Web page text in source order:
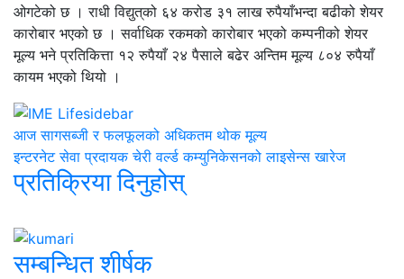
ओगटेको छ । राधी विद्युत्‌को ६४ करोड ३१ लाख रुपैयाँभन्दा बढीको शेयर
कारोबार भएको छ । सर्वाधिक रकमको कारोबार भएको कम्पनीको शेयर
मूल्य भने प्रतिकित्ता १२ रुपैयाँ २४ पैसाले बढेर अन्तिम मूल्य ८०४ रुपैयाँ
कायम भएको थियो ।
आज सागसब्जी र फलफूलको अधिकतम थोक मूल्य
इन्टरनेट सेवा प्रदायक चेरी वर्ल्ड कम्युनिकेसनको लाइसेन्स खारेज
प्रतिक्रिया दिनुहोस्
सम्बन्धित शीर्षक